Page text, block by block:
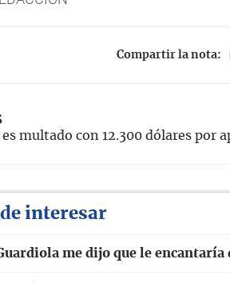
Compartir la nota:
multado con 12.300 dólares por
interesar
me dijo que le